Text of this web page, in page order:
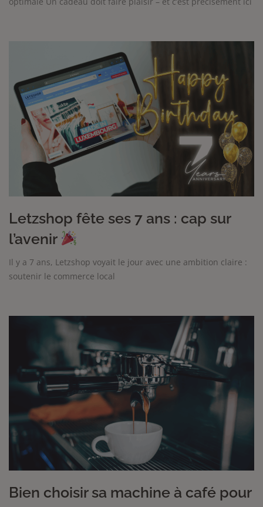
Letzshop fête ses 7 ans : cap sur
l’avenir
Il y a 7 ans, Letzshop voyait le jour avec une ambition claire :
soutenir le commerce local
Bien choisir sa machine à café pour